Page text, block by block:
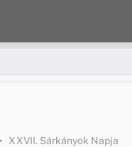
XXVII. Sárkányok Napja